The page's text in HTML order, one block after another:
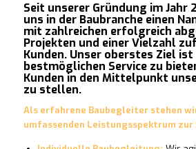
Seit unserer Gründung im Jahr
uns in der Baubranche einen
mit zahlreichen erfolgreich
Projekten und einer Vielzahl
Kunden. Unser oberstes Ziel
bestmöglichen Service zu
Kunden in den Mittelpunkt
zu stellen.
Als erfahrene Baubegleiter stehen
umfassenden Leistungsspektrum zur